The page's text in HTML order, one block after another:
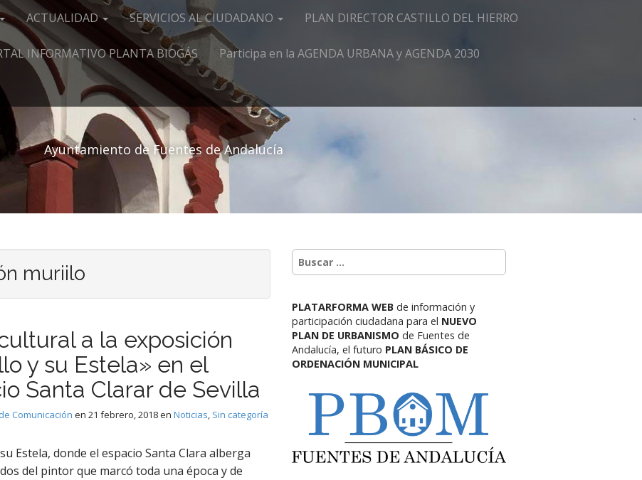
ACTUALIDAD SERVICIOS AL CIUDADANO PLAN DIRECTOR CASTILLO DEL HIERRO
INFORMATIVO PLANTA BIOGÁS Participa en la AGENDA URBANA y AGENDA 2030
Ayuntamiento de Fuentes de Andalucía
muriilo
a la exposición
y su Estela» en el
Santa Clarar de Sevilla
Comunicación en 21 febrero, 2018en Noticias, Sin categoría
Estela, donde el espacio Santa Clara alberga
del pintor que marcó toda una época y de
PLATARFORMA WEBde información y
participación ciudadana para el NUEVO
PLAN DE URBANISMOde Fuentes de
Andalucía, el futuro PLAN BÁSICO DE
ORDENACIÓN MUNICIPAL